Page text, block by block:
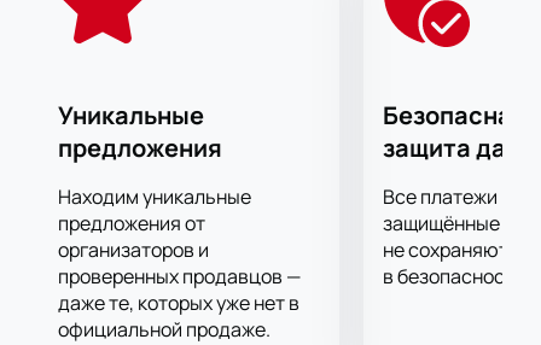
Уникальные
предложения
Находим уникальные
предложения от
организаторов и
проверенных продавцов —
даже те, которых уже нет в
официальной продаже.
Безопасная
защита
Все платежи
защищённые
не сохраняются
в безопасности.